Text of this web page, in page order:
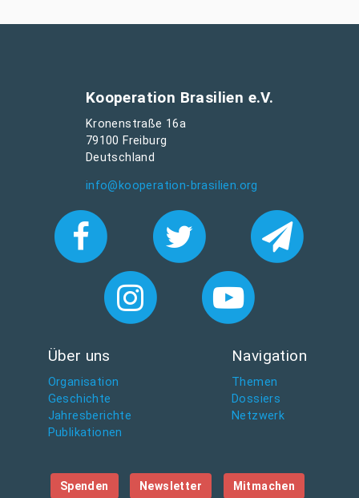
Kooperation Brasilien e.V.
Kronenstraße 16a
79100 Freiburg
Deutschland
info@kooperation-brasilien.org
Über uns
Organisation
Geschichte
Jahresberichte
Publikationen
Navigation
Themen
Dossiers
Netzwerk
Spenden Newsletter Mitmachen